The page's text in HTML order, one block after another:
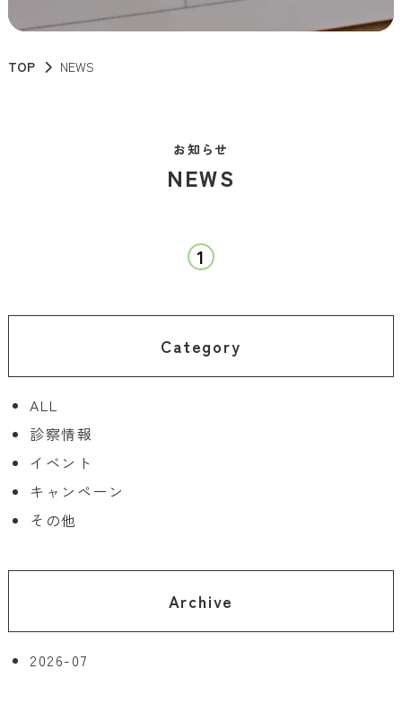
TOP NEWS
お知らせ
NEWS
Category
ALL
診察情報
イベント
キャンペーン
その他
Archive
2026-07
1